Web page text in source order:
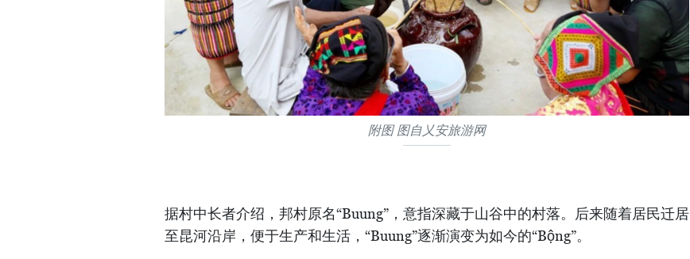
附图 图自乂安旅游网
据村中长者介绍，邦村原名“Buung”，意指深藏于山谷中的村落。后来随着居民迁居
至昆河沿岸，便于生产和生活，“Buung”逐渐演变为如今的“Bộng”。